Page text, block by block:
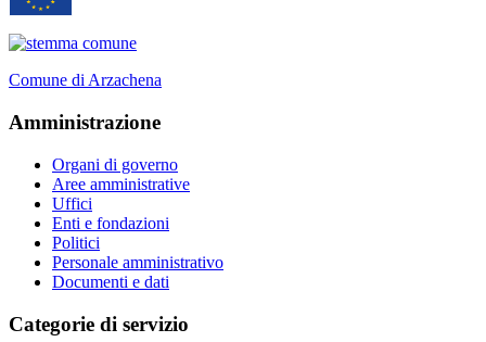
Comune di Arzachena
Amministrazione
Organi di governo
Aree amministrative
Uffici
Enti e fondazioni
Politici
Personale amministrativo
Documenti e dati
Categorie di servizio